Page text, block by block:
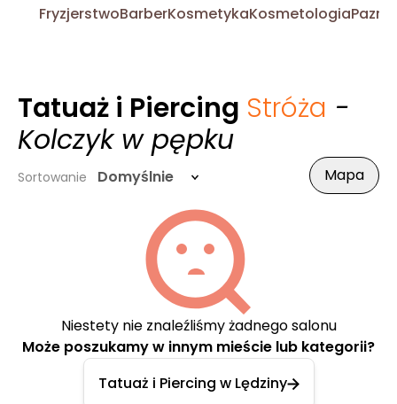
FryzjerstwoBarberKosmetykaKosmetologia
Tatuaż i Piercing Stróża -
Kolczyk w pępku
Sortowanie Domyślnie Mapa
Niestety nie znaleźliśmy żadnego salonu
Może poszukamy w innym mieście lub kategorii?
Tatuaż i Piercing w Lędziny